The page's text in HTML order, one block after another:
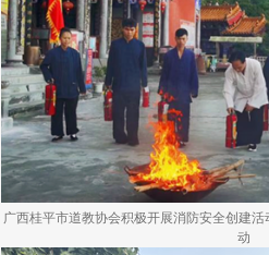
广西桂平市道教协会积极开展消防安全创建
动